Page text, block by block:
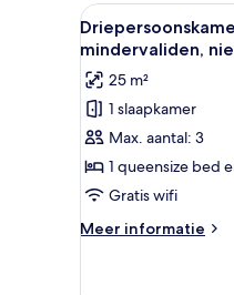
Alle
foto's
voor
toegankelijk
voor
mindervaliden,
niet-
roken
laden
4
mindervaliden,
25 m²
1 slaapkamer
Max. aantal: 3
1 queensize bed
Gratis wifi
Meer informatie
Meer